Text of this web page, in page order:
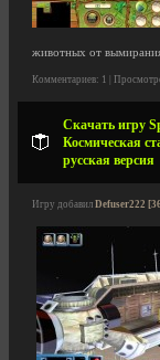
животных от
Комментариев: 1 |
Скачать игру
Космическая
русская версия
Игру добавил Defuser222